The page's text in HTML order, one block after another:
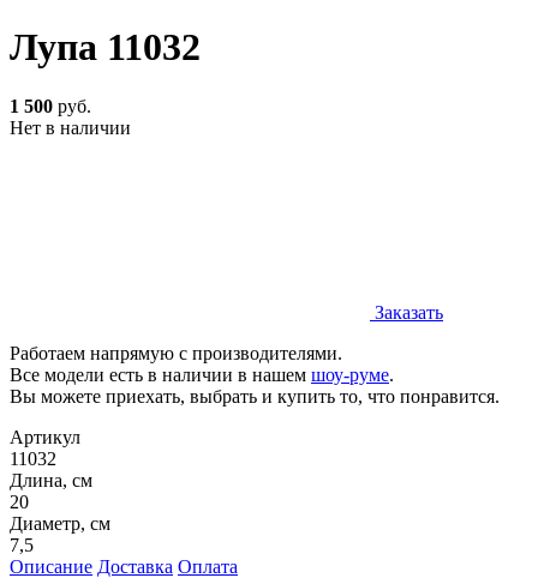
Лупа 11032
1 500 руб.
Нет в наличии
Заказать
Работаем напрямую с производителями.
Все модели есть в наличии в нашем шоу-руме.
Вы можете приехать, выбрать и купить то, что понравится.
Артикул
11032
Длина, см
20
Диаметр, см
7,5
Описание Доставка Оплата